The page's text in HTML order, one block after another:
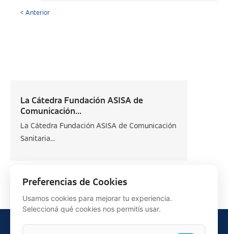
< Anterior
La Cátedra Fundación ASISA de
Comunicación...
La Cátedra Fundación ASISA de Comunicación
Sanitaria...
Preferencias de Cookies
Usamos cookies para mejorar tu experiencia.
Seleccioná qué cookies nos permitís usar.